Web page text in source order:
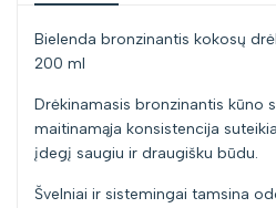
prekei
product
}}"
prekei
product
}}"
Bielenda bronzinantis kokosų
200 ml
Drėkinamasis bronzinantis kūno
maitinamąja konsistencija
įdegį saugiu ir draugišku būdu.
Švelniai ir sistemingai tamsina